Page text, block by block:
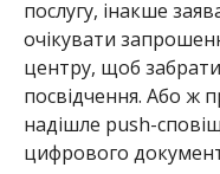
послугу, інакше
очікувати
центру, щоб
посвідчення. Або ж
надішле push-
цифрового